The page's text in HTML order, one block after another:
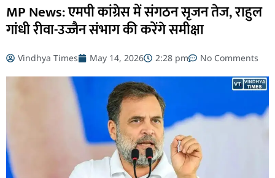
MP News: एमपी कांग्रेस में संगठन सृजन तेज, राहुल
गांधी रीवा-उज्जैन संभाग की करेंगे समीक्षा
Vindhya Times May 14, 2026 2:28 pm No Comments